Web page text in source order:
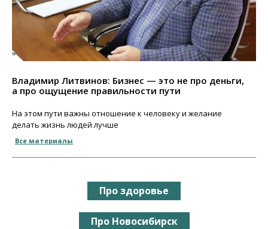
Владимир Литвинов: Бизнес — это не про деньги,
а про ощущение правильности пути
На этом пути важны отношение к человеку и желание
делать жизнь людей лучше
Все материалы
Про здоровье
Про Новосибирск